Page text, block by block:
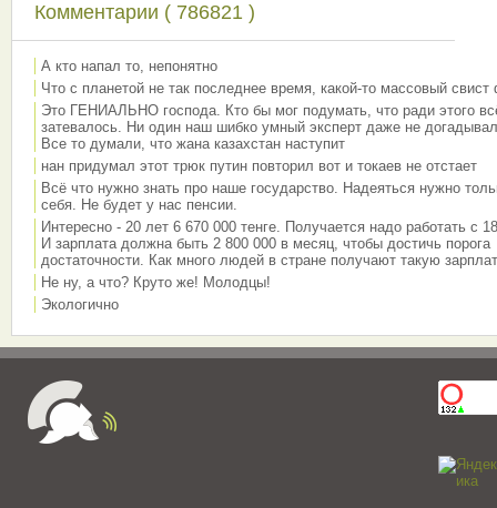
Комментарии ( 786821 )
А кто напал то, непонятно
Что с планетой не так последнее время, какой-то массовый свист
Это ГЕНИАЛЬНО господа. Кто бы мог подумать, что ради этого
затевалось. Ни один наш шибко умный эксперт даже не
Все то думали, что жана казахстан наступит
нан придумал этот трюк путин повторил вот и токаев не отстает
Всё что нужно знать про наше государство. Надеяться нужно
себя. Не будет у нас пенсии.
Интересно - 20 лет 6 670 000 тенге. Получается надо работать с
И зарплата должна быть 2 800 000 в месяц, чтобы достичь порога
достаточности. Как много людей в стране получают такую
Не ну, а что? Круто же! Молодцы!
Экологично